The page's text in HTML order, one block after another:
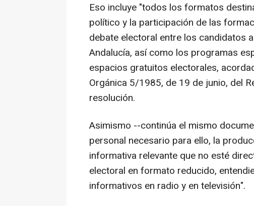
Eso incluye "todos los formatos
político y la participación de las
debate electoral entre los candidatos
Andalucía, así como los programas
espacios gratuitos electorales,
Orgánica 5/1985, de 19 de junio, del
resolución.
Asimismo --continúa el mismo
personal necesario para ello, la
informativa relevante que no esté
electoral en formato reducido,
informativos en radio y en televisión".